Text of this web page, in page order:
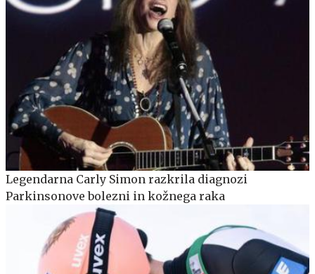
Legendarna Carly Simon razkrila diagnozi
Parkinsonove bolezni in kožnega raka